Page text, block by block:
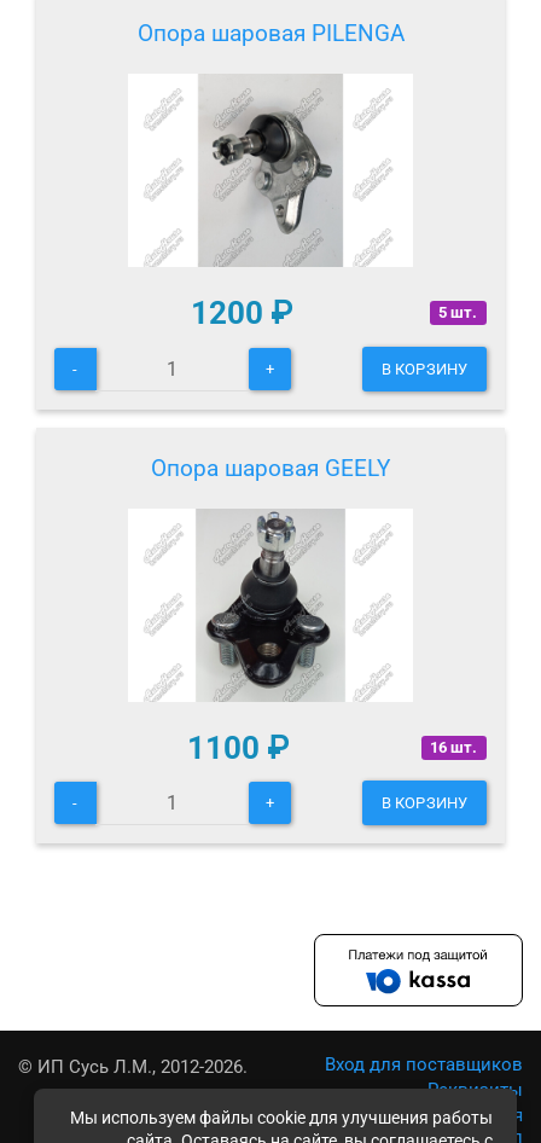
Мы используем файлы cookie для улучшения работы
Опора шаровая PILENGA
5 шт.
1200 ₽
- + В КОРЗИНУ
Опора шаровая GEELY
16 шт.
1100 ₽
- + В КОРЗИНУ
© ИП Сусь Л.М., 2012-2026.
Вход для поставщиков
Реквизиты
Условия использования